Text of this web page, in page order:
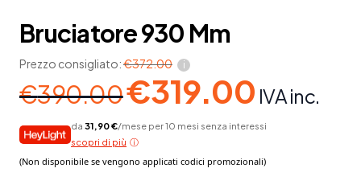
Bruciatore 930 Mm
Prezzo consigliato:€372.00 i
€390.00Il
prezzo
originale
era:
€319.00Il
prezzo
è:
IVA inc.
da 31,90 €/mese per 10 mesi senza interessi
scopri di più